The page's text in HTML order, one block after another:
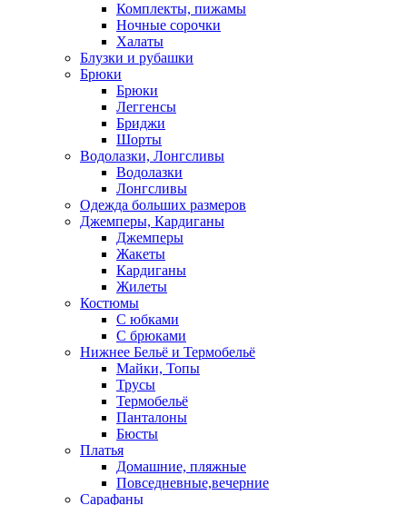
Комплекты, пижамы
Ночные сорочки
Халаты
Блузки и рубашки
Брюки
Брюки
Леггенсы
Бриджи
Шорты
Водолазки, Лонгсливы
Водолазки
Лонгсливы
Одежда больших размеров
Джемперы, Кардиганы
Джемперы
Жакеты
Кардиганы
Жилеты
Костюмы
С юбками
С брюками
Нижнее Бельё и Термобельё
Майки, Топы
Трусы
Термобельё
Панталоны
Бюсты
Платья
Домашние, пляжные
Повседневные,вечерние
Сарафаны